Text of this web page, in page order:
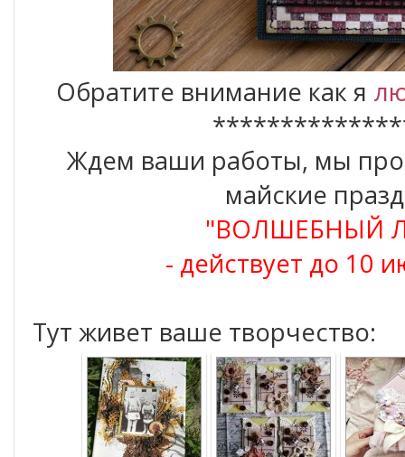
Обратите внимание как я
Ждем ваши работы, мы
майские
"ВОЛШЕБНЫЙ
- действует до 10
Тут живет ваше творчество: